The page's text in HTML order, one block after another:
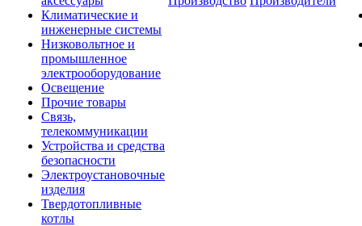
Климатические и
инженерные системы
Низковольтное и
промышленное
электрооборудование
Освещение
Прочие товары
Связь,
телекоммуникации
Устройства и средства
безопасности
Электроустановочные
изделия
Твердотопливные
котлы